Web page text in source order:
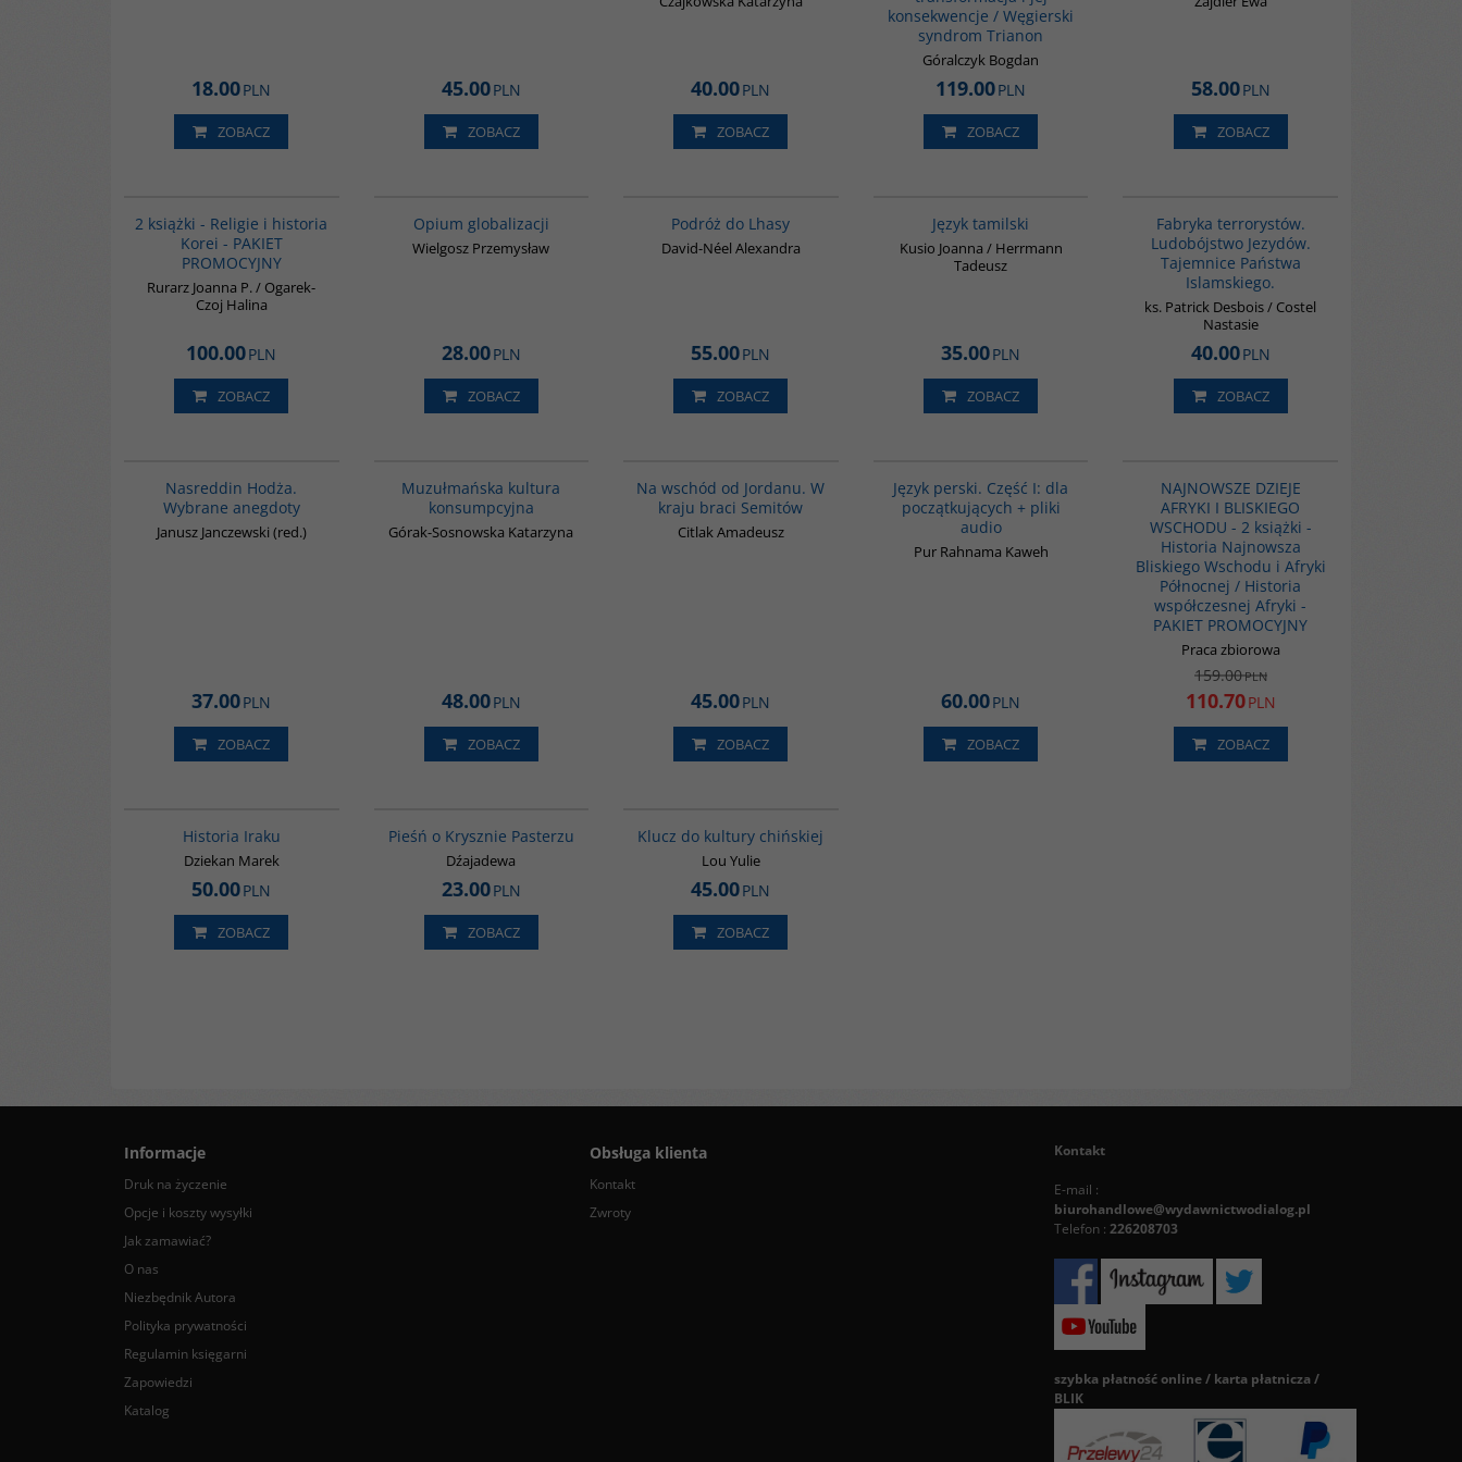
18.00PLN
ZOBACZ
45.00PLN
ZOBACZ
40.00PLN
ZOBACZ
konsekwencje / Węgierski
syndrom Trianon
Góralczyk Bogdan
119.00PLN
ZOBACZ
58.00PLN
ZOBACZ
2 książki - Religie i historia
Korei - PAKIET
PROMOCYJNY
Rurarz Joanna P. / Ogarek-
Czoj Halina
100.00PLN
ZOBACZ
Opium globalizacji
Wielgosz Przemysław
28.00PLN
ZOBACZ
Podróż do Lhasy
David-Néel Alexandra
55.00PLN
ZOBACZ
Język tamilski
Kusio Joanna / Herrmann
Tadeusz
35.00PLN
ZOBACZ
Fabryka terrorystów.
Ludobójstwo Jezydów.
Tajemnice Państwa
Islamskiego.
ks. Patrick Desbois / Costel
Nastasie
40.00PLN
ZOBACZ
Nasreddin Hodża.
Wybrane anegdoty
Janusz Janczewski (red.)
37.00PLN
ZOBACZ
Muzułmańska kultura
konsumpcyjna
Górak-Sosnowska Katarzyna
48.00PLN
ZOBACZ
Na wschód od Jordanu. W
kraju braci Semitów
Citlak Amadeusz
45.00PLN
ZOBACZ
Język perski. Część I: dla
początkujących + pliki
audio
Pur Rahnama Kaweh
60.00PLN
ZOBACZ
NAJNOWSZE DZIEJE
AFRYKI I BLISKIEGO
WSCHODU - 2 książki -
Historia Najnowsza
Bliskiego Wschodu i Afryki
Północnej / Historia
współczesnej Afryki -
PAKIET PROMOCYJNY
Praca zbiorowa
159.00PLN
110.70PLN
ZOBACZ
Historia Iraku
Dziekan Marek
50.00PLN
ZOBACZ
Pieśń o Krysznie Pasterzu
Dźajadewa
23.00PLN
ZOBACZ
Klucz do kultury chińskiej
Lou Yulie
45.00PLN
ZOBACZ
Informacje
Druk na życzenie
Opcje i koszty wysyłki
Jak zamawiać?
O nas
Niezbędnik Autora
Polityka prywatności
Regulamin księgarni
Zapowiedzi
Katalog
Obsługa klienta
Kontakt
Zwroty
Kontakt
E-mail :
biurohandlowe@wydawnictwodialog.pl
Telefon : 226208703
szybka płatność online / karta płatnicza /
BLIK